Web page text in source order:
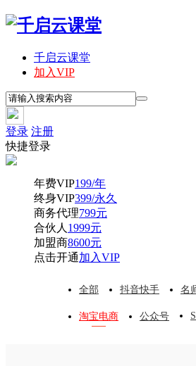
千启云课堂
加入VIP
登录 注册
快捷登录
年费VIP199/年
终身VIP399/永久
商务代理799元
合伙人 1999元
加盟商8600元
点击开通加入VIP
全部 抖音快手 名
淘宝电商 公众号